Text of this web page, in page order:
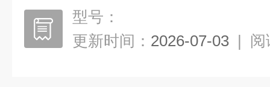
型号：
更新时间： 2026-07-03 | 阅